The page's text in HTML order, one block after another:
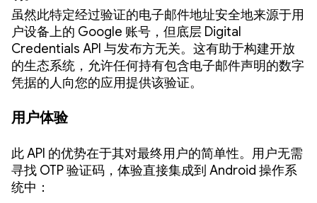
虽然此特定经过验证的电子邮件地址安全地来源于用
户设备上的 Google 账号，但底层 Digital
Credentials API 与发布方无关。这有助于构建开放
的生态系统，允许任何持有包含电子邮件声明的数字
凭据的人向您的应用提供该验证。
用户体验
此 API 的优势在于其对最终用户的简单性。用户无需
寻找 OTP 验证码，体验直接集成到 Android 操作系
统中：